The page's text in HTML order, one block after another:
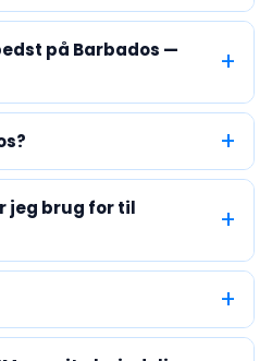
på Barbados —
jeg brug for til